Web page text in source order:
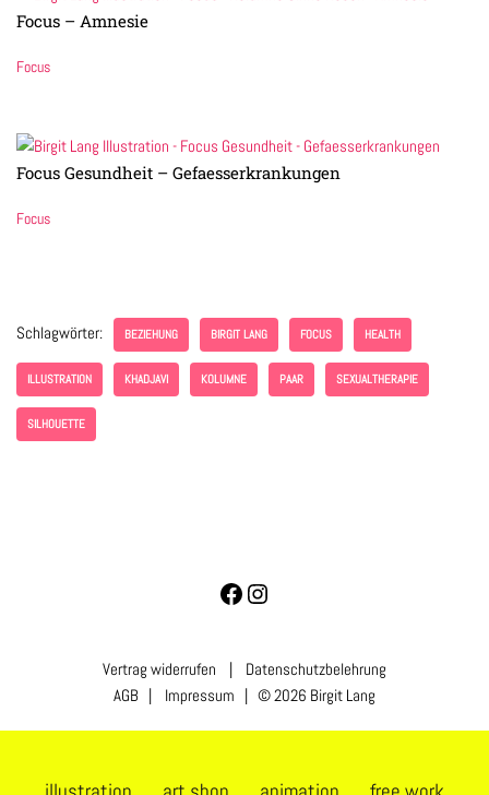
Focus – Amnesie
Focus
Focus Gesundheit – Gefaesserkrankungen
Focus
Schlagwörter: BEZIEHUNG BIRGIT LANG FOCUS HEALTH
ILLUSTRATION KHADJAVI KOLUMNE PAAR SEXUALTHERAPIE
SILHOUETTE
Vertrag widerrufen | Datenschutzbelehrung
AGB | Impressum | © 2026 Birgit Lang